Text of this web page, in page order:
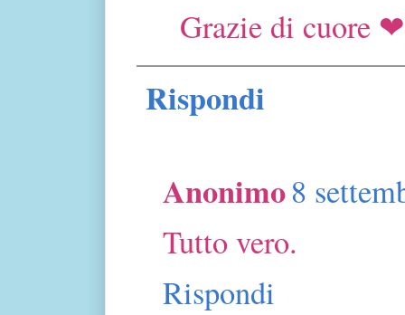
Grazie di cuore ❤
Rispondi
Anonimo8
Tutto vero.
Rispondi